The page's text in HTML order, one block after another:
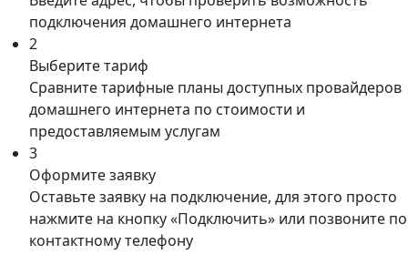
подключения домашнего интернета
2
Выберите тариф
Сравните тарифные планы доступных провайдеров
домашнего интернета по стоимости и
предоставляемым услугам
3
Оформите заявку
Оставьте заявку на подключение, для этого просто
нажмите на кнопку «Подключить» или позвоните по
контактному телефону